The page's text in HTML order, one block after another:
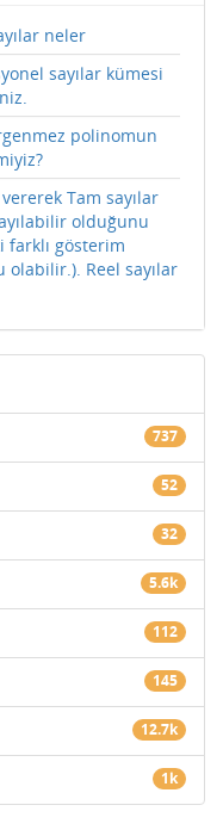
neler
sayılar kümesi
polinomun
Tam sayılar
olduğunu
farklı gösterim
olabilir.). Reel sayılar
737
52
32
5.6k
112
145
12.7k
1k